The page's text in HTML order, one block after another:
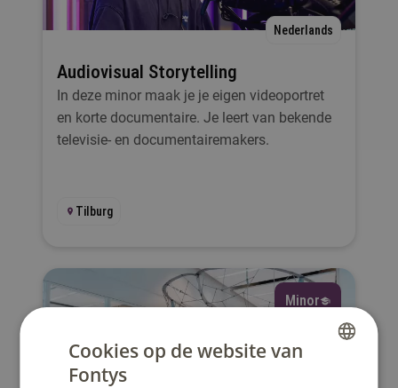
Nederlands
Audiovisual Storytelling
In deze minor maak je je eigen videoportret
en korte documentaire. Je leert van bekende
televisie- en documentairemakers.
Tilburg
Minor
Cookies op de website van
Fontys